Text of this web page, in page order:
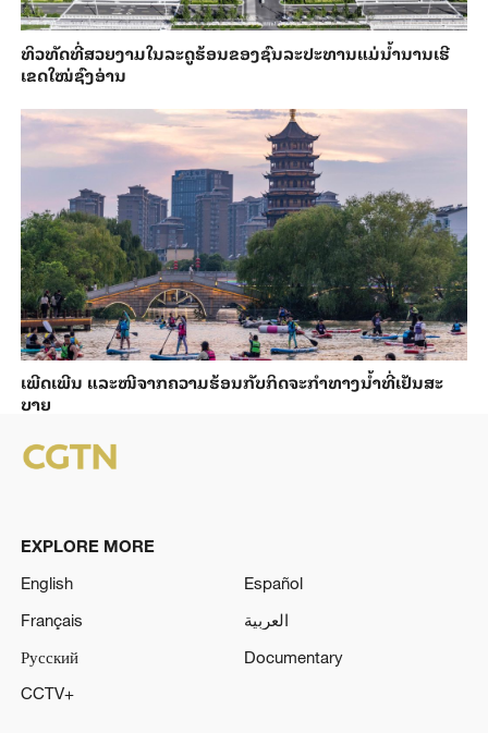
ທິວທັດທີ່ສວຍງາມໃນລະດູຮ້ອນຂອງຊົນລະປະທານແມ່ນ້ຳນານເຮີ
ເຂດໃໝ່ຊົງອ່ານ
ເພີດ​ເພີນ ແລະ​ໜີ​ຈາກ​ຄວາມ​ຮ້ອນ​ກັບ​ກິດ​ຈະ​ກຳ​ທາງ​ນ້ຳ​​ທີ່​ເຢັນ​ສະ​
ບາຍ
EXPLORE MORE
English
Español
Français
العربية
Русский
Documentary
CCTV+